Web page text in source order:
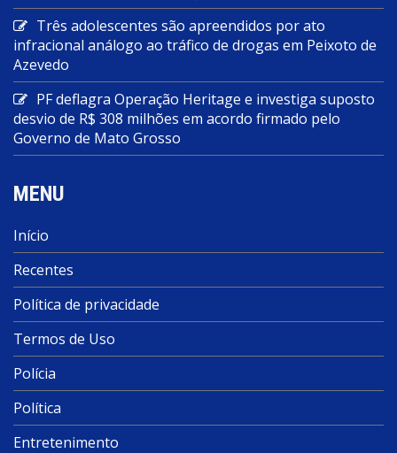
Três adolescentes são apreendidos por ato
infracional análogo ao tráfico de drogas em Peixoto de
Azevedo
PF deflagra Operação Heritage e investiga suposto
desvio de R$ 308 milhões em acordo firmado pelo
Governo de Mato Grosso
MENU
Início
Recentes
Política de privacidade
Termos de Uso
Polícia
Política
Entretenimento